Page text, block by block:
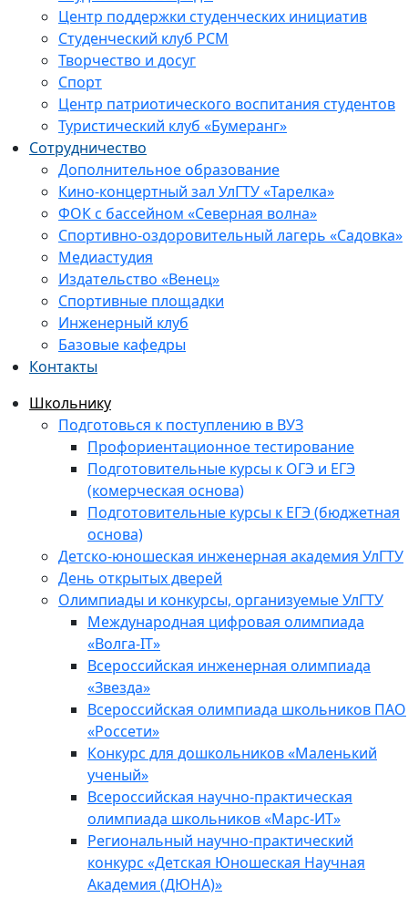
Центр поддержки студенческих инициатив
Студенческий клуб РСМ
Творчество и досуг
Спорт
Центр патриотического воспитания студентов
Туристический клуб «Бумеранг»
Сотрудничество
Дополнительное образование
Кино-концертный зал УлГТУ «Тарелка»
ФОК с бассейном «Северная волна»
Спортивно-оздоровительный лагерь «Садовка»
Медиастудия
Издательство «Венец»
Спортивные площадки
Инженерный клуб
Базовые кафедры
Контакты
Школьнику
Подготовься к поступлению в ВУЗ
Профориентационное тестирование
Подготовительные курсы к ОГЭ и ЕГЭ
(комерческая основа)
Подготовительные курсы к ЕГЭ (бюджетная
основа)
Детско-юношеская инженерная академия УлГТУ
День открытых дверей
Олимпиады и конкурсы, организуемые УлГТУ
Международная цифровая олимпиада
«Волга-IT»
Всероссийская инженерная олимпиада
«Звезда»
Всероссийская олимпиада школьников ПАО
«Россети»
Конкурс для дошкольников «Маленький
ученый»
Всероссийская научно-практическая
олимпиада школьников «Марс-ИТ»
Региональный научно-практический
конкурс «Детская Юношеская Научная
Академия (ДЮНА)»